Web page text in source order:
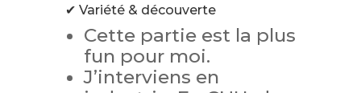
✔ Variété & découverte
Cette partie est la plus
fun pour moi.
J’interviens en